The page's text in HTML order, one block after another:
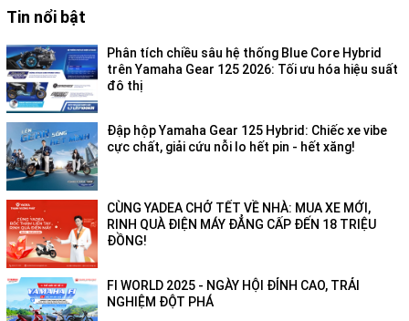
Tin nổi bật
Phân tích chiều sâu hệ thống Blue Core Hybrid
trên Yamaha Gear 125 2026: Tối ưu hóa hiệu suất
đô thị
Đập hộp Yamaha Gear 125 Hybrid: Chiếc xe vibe
cực chất, giải cứu nỗi lo hết pin - hết xăng!
CÙNG YADEA CHỞ TẾT VỀ NHÀ: MUA XE MỚI,
RINH QUÀ ĐIỆN MÁY ĐẲNG CẤP ĐẾN 18 TRIỆU
ĐỒNG!
FI WORLD 2025 - NGÀY HỘI ĐỈNH CAO, TRẢI
NGHIỆM ĐỘT PHÁ